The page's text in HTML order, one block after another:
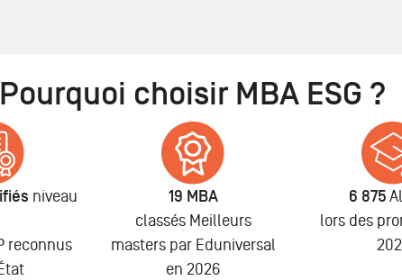
Pourquoi choisir MBA ESG ?
niveau
reconnus
19 MBA
classés Meilleurs
masters par Eduniversal
en 2026
6 875
lors des